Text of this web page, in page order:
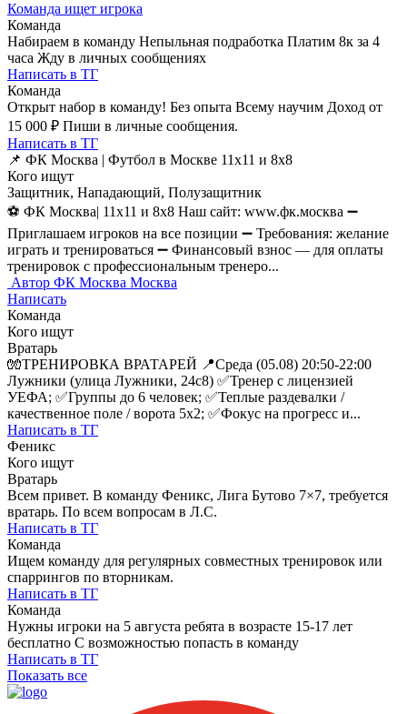
Команда ищет игрока
Команда
Набираем в команду Непыльная подработка Платим 8к за 4
часа Жду в личных сообщениях
Написать в ТГ
Команда
Открыт набор в команду! Без опыта Всему научим Доход от
15 000 ₽ Пиши в личные сообщения.
Написать в ТГ
📌 ФК Москва | Футбол в Москве 11х11 и 8х8
Кого ищут
Защитник, Нападающий, Полузащитник
⚽️ ФК Москва| 11х11 и 8х8 Наш сайт: www.фк.москва ➖
Приглашаем игроков на все позиции ➖ Требования: желание
играть и тренироваться ➖ Финансовый взнос — для оплаты
тренировок с профессиональным тренеро...
Автор ФК Москва Москва
Написать
Команда
Кого ищут
Вратарь
🧤ТРЕНИРОВКА ВРАТАРЕЙ 📍Среда (05.08) 20:50-22:00
Лужники (улица Лужники, 24с8) ✅Тренер с лицензией
УЕФА; ✅Группы до 6 человек; ✅Теплые раздевалки /
качественное поле / ворота 5х2; ✅Фокус на прогресс и...
Написать в ТГ
Феникс
Кого ищут
Вратарь
Всем привет. В команду Феникс, Лига Бутово 7×7, требуется
вратарь. По всем вопросам в Л.С.
Написать в ТГ
Команда
Ищем команду для регулярных совместных тренировок или
спаррингов по вторникам.
Написать в ТГ
Команда
Нужны игроки на 5 августа ребята в возрасте 15-17 лет
бесплатно С возможностью попасть в команду
Написать в ТГ
Показать все